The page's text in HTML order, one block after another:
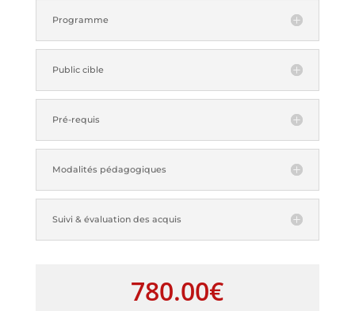
Programme
Public cible
Pré-requis
Modalités pédagogiques
Suivi & évaluation des acquis
780.00€